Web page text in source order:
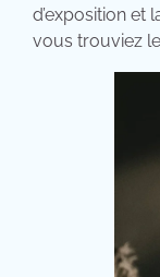
d’exposition et
vous trouviez